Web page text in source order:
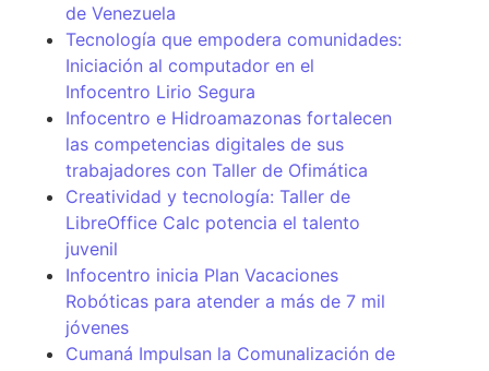
de Venezuela
Tecnología que empodera comunidades:
Iniciación al computador en el
Infocentro Lirio Segura
Infocentro e Hidroamazonas fortalecen
las competencias digitales de sus
trabajadores con Taller de Ofimática
Creatividad y tecnología: Taller de
LibreOffice Calc potencia el talento
juvenil
Infocentro inicia Plan Vacaciones
Robóticas para atender a más de 7 mil
jóvenes
Cumaná Impulsan la Comunalización de